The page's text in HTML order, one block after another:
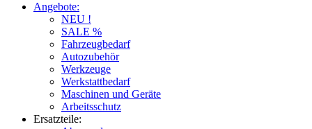
Angebote:
NEU !
SALE %
Fahrzeugbedarf
Autozubehör
Werkzeuge
Werkstattbedarf
Maschinen und Geräte
Arbeitsschutz
Ersatzteile: